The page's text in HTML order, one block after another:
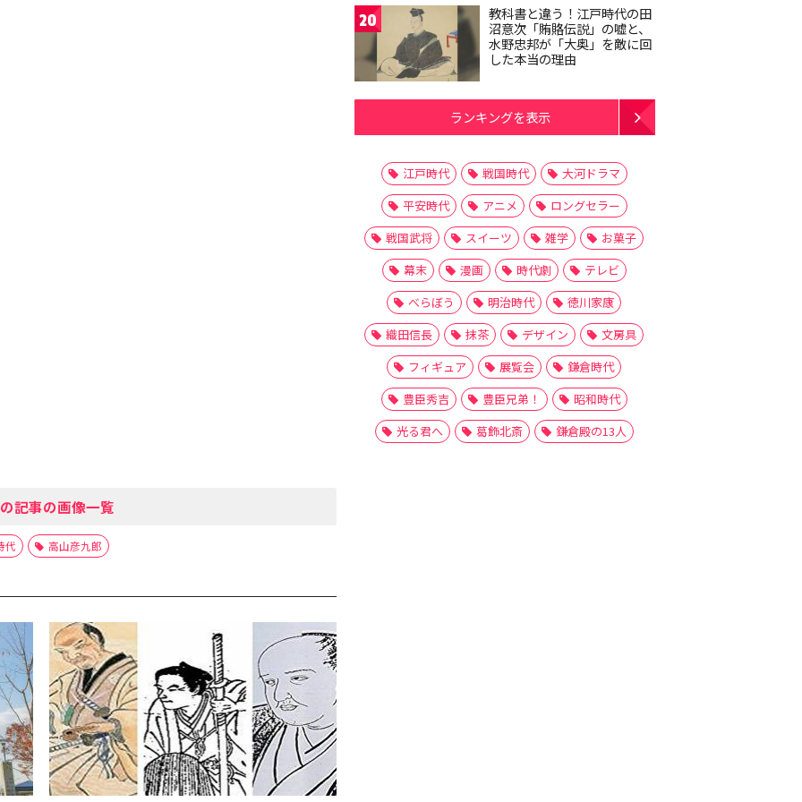
記事の画像一覧
代 高山彦九郎
20
教科書と違う！江戸時代の田
沼意次「賄賂伝説」の嘘と、
水野忠邦が「大奥」を敵に回
した本当の理由
ランキングを表示
江戸時代 戦国時代
大河ドラマ
平安時代
アニメ
ロングセラー
戦国武将
スイーツ 雑学
お菓子
幕末
漫画 時代劇
テレビ
べらぼう
明治時代
徳川家康
織田信長
抹茶 デザイン
文房具
フィギュア
展覧会
鎌倉時代
豊臣秀吉
豊臣兄弟！
昭和時代
光る君へ
葛飾北斎 鎌倉殿の13人